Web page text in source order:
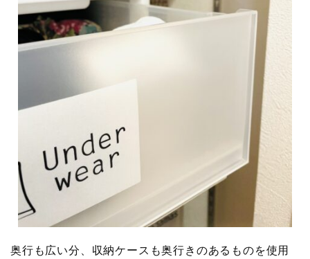
奥行も広い分、収納ケースも奥行きのあるものを使用